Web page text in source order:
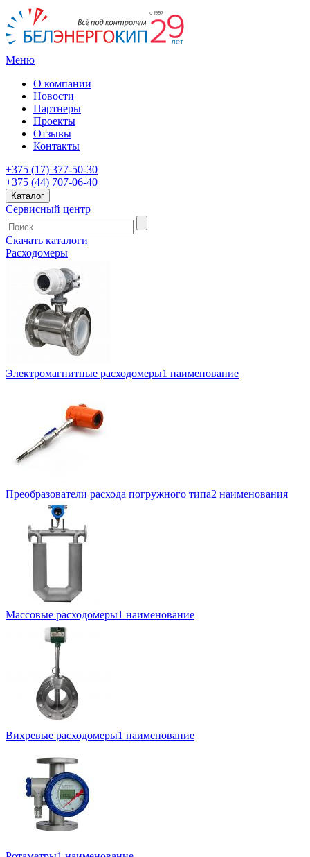
Меню
О компании
Новости
Партнеры
Проекты
Отзывы
Контакты
+375 (17) 377-50-30
+375 (44) 707-06-40
Каталог
Сервисный центр
Скачать каталоги
Расходомеры
Электромагнитные расходомеры1 наименование
Преобразователи расхода погружного типа2 наименования
Массовые расходомеры1 наименование
Вихревые расходомеры1 наименование